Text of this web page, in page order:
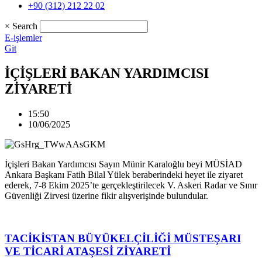
+90 (312) 212 22 02
× Search
E-işlemler
Git
İÇİŞLERİ BAKAN YARDIMCISI
ZİYARETİ
15:50
10/06/2025
İçişleri Bakan Yardımcısı Sayın Münir Karaloğlu beyi MÜSİAD
Ankara Başkanı Fatih Bilal Yülek beraberindeki heyet ile ziyaret
ederek, 7-8 Ekim 2025’te gerçekleştirilecek V. Askeri Radar ve Sınır
Güvenliği Zirvesi üzerine fikir alışverişinde bulundular.
TACİKİSTAN BÜYÜKELÇİLİĞİ MÜSTEŞARI
VE TİCARİ ATAŞESİ ZİYARETİ